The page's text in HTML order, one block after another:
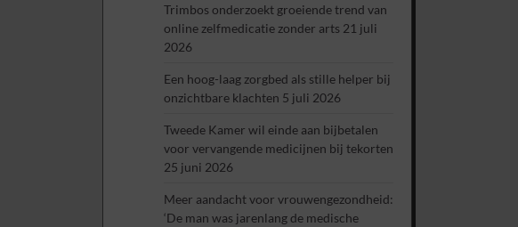
Trimbos onderzoekt groeiende trend van
online zelfmedicatie zonder arts 21 juli
2026
Een hoog-laag zorgbed als stille helper bij
onzichtbare klachten 5 juli 2026
Tweede Kamer wil einde aan bijbetalen
voor vervangende medicijnen bij tekorten
25 juni 2026
Meer aandacht voor vrouwengezondheid:
‘De man was jarenlang de medische